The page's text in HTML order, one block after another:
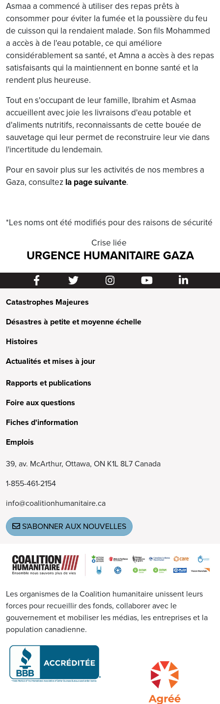
Asmaa a commencé à utiliser des repas prêts à
consommer pour éviter la fumée et la poussière du feu
de cuisson qui la rendaient malade. Son fils Mohammed
a accès à de l'eau potable, ce qui améliore
considérablement sa santé, et Amna a accès à des repas
satisfaisants qui la maintiennent en bonne santé et la
rendent plus heureuse.
Tout en s'occupant de leur famille, Ibrahim et Asmaa
accueillent avec joie les livraisons d'eau potable et
d'aliments nutritifs, reconnaissants de cette bouée de
sauvetage qui leur permet de reconstruire leur vie dans
l'incertitude du lendemain.
Pour en savoir plus sur les activités de nos membres a
Gaza, consultez la page suivante.
*Les noms ont été modifiés pour des raisons de sécurité
Crise liée
URGENCE HUMANITAIRE GAZA
Catastrophes Majeures
Désastres à petite et moyenne échelle
Histoires
Actualités et mises à jour
Rapports et publications
Foire aux questions
Fiches d'information
Emplois
39, av. McArthur, Ottawa, ON K1L 8L7 Canada
1-855-461-2154
info@coalitionhumanitaire.ca
S'ABONNER AUX NOUVELLES
Image
Les organismes de la Coalition humanitaire unissent leurs
forces pour recueillir des fonds, collaborer avec le
gouvernement et mobiliser les médias, les entreprises et la
population canadienne.
Image